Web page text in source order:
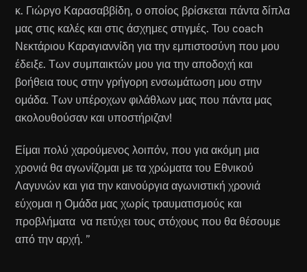
κ. Γιώργο Καρασαββίδη, ο οποίος βρίσκεται πάντα δίπλα
μας στις καλές και στις άσχημες στιγμές. Του coach
Νεκτάριου Καραγιαννίδη για την εμπιστοσύνη που μου
έδειξε. Των συμπαικτών μου για την αποδοχή και
βοήθεια τους στην γρήγορη ενσωμάτωση μου στην
ομάδα. Των υπέροχων φιλάθλων μας που πάντα μας
ακολουθούσαν και υποστήριζαν!
Είμαι πολύ χαρούμενος λοιπόν, που για ακόμη μια
χρονιά θα αγωνίζομαι με τα χρώματα του Εθνικού
Λαγυνών και για την καινούργια αγωνιστική χρονιά
εύχομαι η Ομάδα μας χωρίς τραυματισμούς και
προβλήματα να πετύχει τους στόχους που θα θέσουμε
από την αρχή. ”